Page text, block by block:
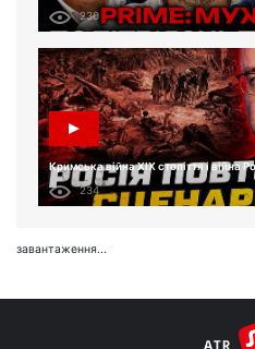
230
Кримська війна XIX століття і війна
234
завантаження...